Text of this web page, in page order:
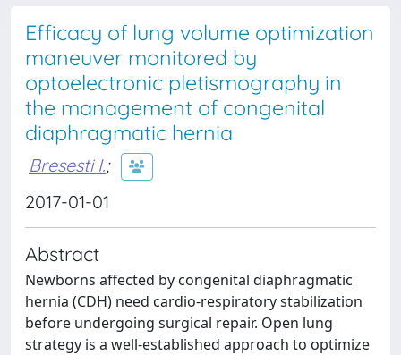
Efficacy of lung volume optimization
maneuver monitored by
optoelectronic pletismography in
the management of congenital
diaphragmatic hernia
Bresesti I.;
2017-01-01
Abstract
Newborns affected by congenital diaphragmatic
hernia (CDH) need cardio-respiratory stabilization
before undergoing surgical repair. Open lung
strategy is a well-established approach to optimize